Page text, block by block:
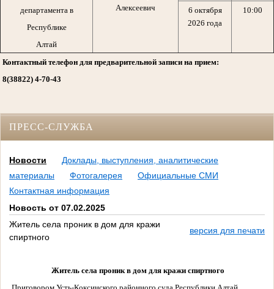
департамента в
Республике
Алтай
Алексеевич
6 октября
2026 года
10:00
Контактный телефон для предварительной записи на прием:
8(38822) 4-70-43
ПРЕСС-СЛУЖБА
Новости
Доклады, выступления, аналитические
материалы
Фотогалерея
Официальные СМИ
Контактная информация
Новость от 07.02.2025
Житель села проник в дом для кражи
спиртного
версия для печати
Житель села проник в дом для кражи спиртного